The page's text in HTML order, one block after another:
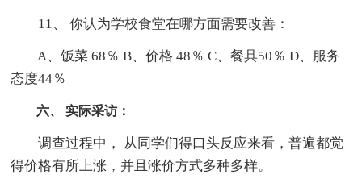
11、 你认为学校食堂在哪方面需要改善：
A、饭菜 68％ B、价格 48％ C、餐具50％ D、服务
态度44％
六、 实际采访：
调查过程中， 从同学们得口头反应来看，普遍都觉
得价格有所上涨，并且涨价方式多种多样。